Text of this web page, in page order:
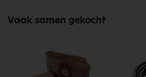
Vaak samen gekocht